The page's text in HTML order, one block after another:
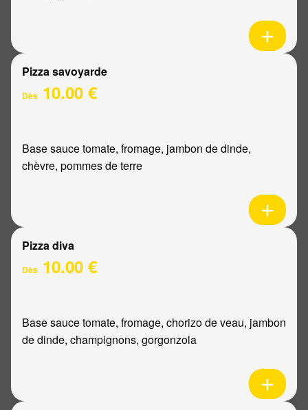
Pizza savoyarde
Dès 10.00 €
Base sauce tomate, fromage, jambon de dinde,
chèvre, pommes de terre
Pizza diva
Dès 10.00 €
Base sauce tomate, fromage, chorizo de veau, jambon
de dinde, champignons, gorgonzola